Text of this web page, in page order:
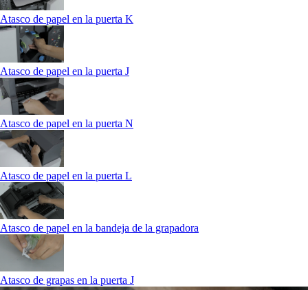
Atasco de papel en la puerta K
Atasco de papel en la puerta J
Atasco de papel en la puerta N
Atasco de papel en la puerta L
Atasco de papel en la bandeja de la grapadora
Atasco de grapas en la puerta J